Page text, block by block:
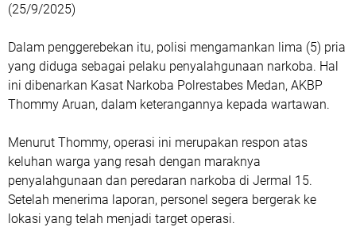
(25/9/2025)
Dalam penggerebekan itu, polisi mengamankan lima (5) pria
yang diduga sebagai pelaku penyalahgunaan narkoba. Hal
ini dibenarkan Kasat Narkoba Polrestabes Medan, AKBP
Thommy Aruan, dalam keterangannya kepada wartawan.
Menurut Thommy, operasi ini merupakan respon atas
keluhan warga yang resah dengan maraknya
penyalahgunaan dan peredaran narkoba di Jermal 15.
Setelah menerima laporan, personel segera bergerak ke
lokasi yang telah menjadi target operasi.